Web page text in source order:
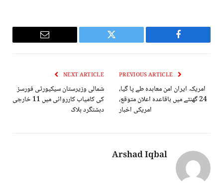
Facebook
Twitter
Email
امریکہ ایران امن معاہدہ طے پا گیا،
24 گھنٹے میں باقاعدہ اعلان متوقع،
امریکی اخبار
NEXT ARTICLE
شمالی وزیرستان سیکیورٹی فورسز
کی کامیاب کارروائی میں 11 خارجی
دہشتگرد ہلاک
Arshad Iqbal